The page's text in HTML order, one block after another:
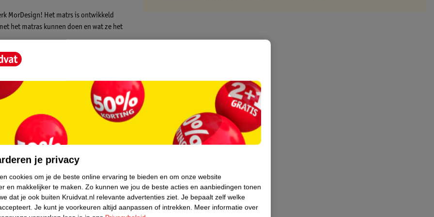
MorDesign! Het matrs is ontwikkeld
het matras kunnen doen en wat ze het
bevestigen aan een speeltoren, bedrand
je privacy
cookies om je de beste online ervaring te bieden en om onze website
en makkelijker te maken. Zo kunnen we jou de beste acties en aanbiedingen tonen
dat je ook buiten Kruidvat.nl relevante advertenties ziet. Je bepaalt zelf welke
Je kunt je voorkeuren altijd aanpassen of intrekken. Meer informatie over